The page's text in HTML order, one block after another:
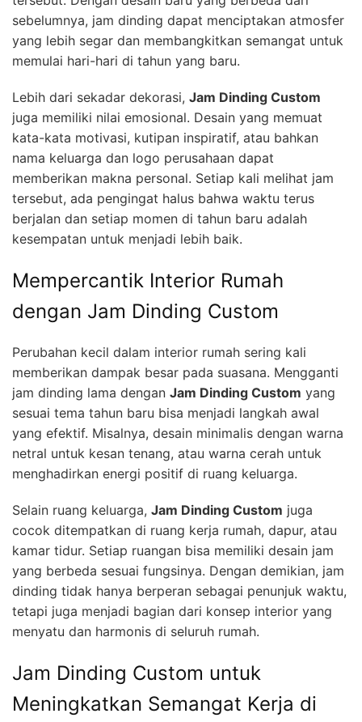
sebelumnya, jam dinding dapat menciptakan atmosfer
yang lebih segar dan membangkitkan semangat untuk
memulai hari-hari di tahun yang baru.
Lebih dari sekadar dekorasi, Jam Dinding Custom
juga memiliki nilai emosional. Desain yang memuat
kata-kata motivasi, kutipan inspiratif, atau bahkan
nama keluarga dan logo perusahaan dapat
memberikan makna personal. Setiap kali melihat jam
tersebut, ada pengingat halus bahwa waktu terus
berjalan dan setiap momen di tahun baru adalah
kesempatan untuk menjadi lebih baik.
Mempercantik Interior Rumah
dengan Jam Dinding Custom
Perubahan kecil dalam interior rumah sering kali
memberikan dampak besar pada suasana. Mengganti
jam dinding lama dengan Jam Dinding Custom yang
sesuai tema tahun baru bisa menjadi langkah awal
yang efektif. Misalnya, desain minimalis dengan warna
netral untuk kesan tenang, atau warna cerah untuk
menghadirkan energi positif di ruang keluarga.
Selain ruang keluarga, Jam Dinding Custom juga
cocok ditempatkan di ruang kerja rumah, dapur, atau
kamar tidur. Setiap ruangan bisa memiliki desain jam
yang berbeda sesuai fungsinya. Dengan demikian, jam
dinding tidak hanya berperan sebagai penunjuk waktu,
tetapi juga menjadi bagian dari konsep interior yang
menyatu dan harmonis di seluruh rumah.
Jam Dinding Custom untuk
Meningkatkan Semangat Kerja di